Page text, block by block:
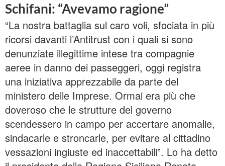
Schifani: “Avevamo ragione”
“La nostra battaglia sul caro voli, sfociata in più
ricorsi davanti l’Antitrust con i quali si sono
denunziate illegittime intese tra compagnie
aeree in danno dei passeggeri, oggi registra
una iniziativa apprezzabile da parte del
ministero delle Imprese. Ormai era più che
doveroso che le strutture del governo
scendessero in campo per accertare anomalie,
sindacarle e stroncarle, per evitare al cittadino
vessazioni ingiuste ed inaccettabili”. Lo ha detto